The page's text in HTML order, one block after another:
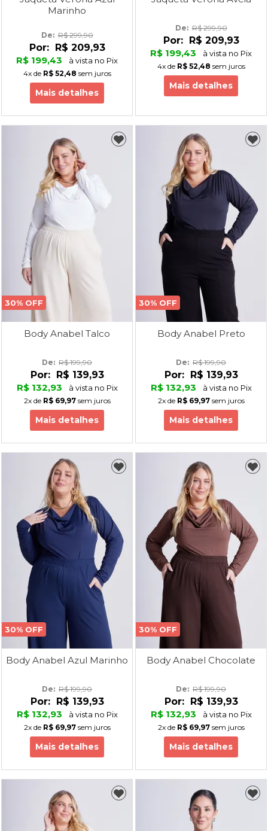
Marinho
De: R$ 299,90
Por:
R$ 209,93
R$ 199,43
à vista no Pix
4xde R$ 52,48 sem juros
Mais detalhes
De: R$ 299,90
Por:
R$ 209,93
R$ 199,43
à vista no Pix
4xde R$ 52,48 sem juros
Mais detalhes
30% OFF
Body Anabel Talco
De: R$ 199,90
Por: R$ 139,93
R$ 132,93
à vista no Pix
2xde R$ 69,97sem juros
Mais detalhes
30% OFF
Body Anabel Preto
De: R$ 199,90
Por: R$ 139,93
R$ 132,93
à vista no Pix
2xde R$ 69,97sem juros
Mais detalhes
30% OFF
Body Anabel Azul Marinho
De: R$ 199,90
Por: R$ 139,93
R$ 132,93
à vista no Pix
2xde R$ 69,97sem juros
Mais detalhes
30% OFF
Body Anabel Chocolate
De: R$ 199,90
Por: R$ 139,93
R$ 132,93
à vista no Pix
2xde R$ 69,97sem juros
Mais detalhes